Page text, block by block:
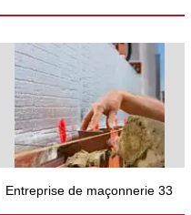
Entreprise de maçonnerie 33